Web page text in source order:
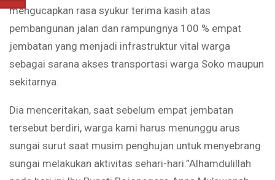
mengucapkan rasa syukur terima kasih atas
pembangunan jalan dan rampungnya 100 % empat
jembatan yang menjadi infrastruktur vital warga
sebagai sarana akses transportasi warga Soko maupun
sekitarnya.
Dia menceritakan, saat sebelum empat jembatan
tersebut berdiri, warga kami harus menunggu arus
sungai surut saat musim penghujan untuk menyebrang
sungai melakukan aktivitas sehari-hari.”Alhamdulillah